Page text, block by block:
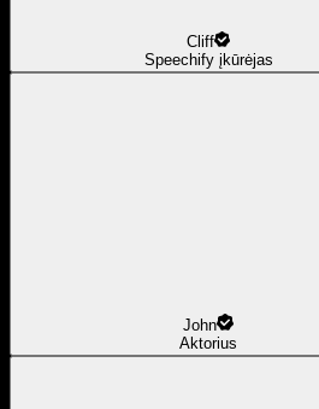
Cliff
Speechify įkūrėjas
John
Aktorius